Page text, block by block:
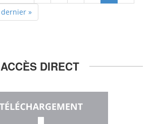
dernier »
ACCÈS DIRECT